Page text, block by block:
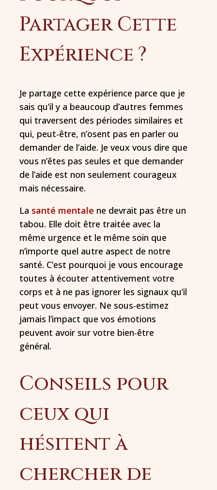
Partager Cette
Expérience ?
Je partage cette expérience parce que je
sais qu’il y a beaucoup d’autres femmes
qui traversent des périodes similaires et
qui, peut-être, n’osent pas en parler ou
demander de l’aide. Je veux vous dire que
vous n’êtes pas seules et que demander
de l’aide est non seulement courageux
mais nécessaire.
La santé mentale ne devrait pas être un
tabou. Elle doit être traitée avec la
même urgence et le même soin que
n’importe quel autre aspect de notre
santé. C’est pourquoi je vous encourage
toutes à écouter attentivement votre
corps et à ne pas ignorer les signaux qu’il
peut vous envoyer. Ne sous-estimez
jamais l’impact que vos émotions
peuvent avoir sur votre bien-être
général.
Conseils pour
ceux qui
hésitent à
chercher de